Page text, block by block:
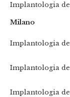
Implantologia
Milano
Implantologia
Implantologia
Implantologia